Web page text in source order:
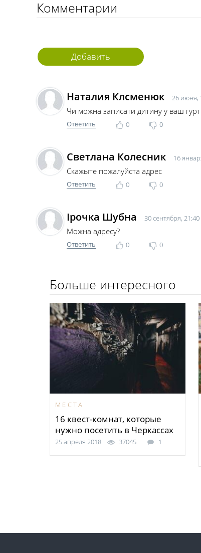
Комментарии
Добавить
Наталия Клсменюк 26 июня,
Чи можна записати дитину у ваш
Ответить 0 0
Светлана Колесник 16
Скажыте пожалуйста адрес
Ответить 0 0
Ірочка Шубна 30 сентября, 21:40
Можна адресу?
Ответить 0 0
Больше интересного
МЕСТА
16 квест-комнат, которые
нужно посетить в Черкассах
25 апреля 2018 37045 1